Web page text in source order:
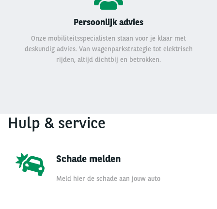
Persoonlijk advies
Onze mobiliteitsspecialisten staan voor je klaar met
deskundig advies. Van wagenparkstrategie tot elektrisch
rijden, altijd dichtbij en betrokken.
Hulp & service
Schade melden
Meld hier de schade aan jouw auto